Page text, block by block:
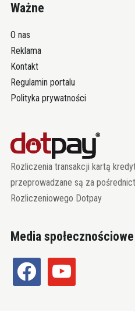
Ważne
O nas
Reklama
Kontakt
Regulamin portalu
Polityka prywatności
Rozliczenia transakcji kartą
przeprowadzane są za
Rozliczeniowego Dotpay
Media społecznościowe
facebook youtube